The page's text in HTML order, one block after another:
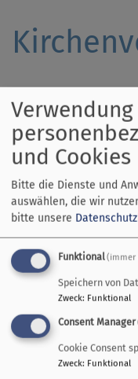
Der
Miteinander
Kirchenvorstand.
berufene und fünf
und
der
weggefahren. In
wir ein
Entwicklungen der
für die Zukunft
Verwendung
und Cookies
Bitte die Dienste und
auswählen, die wir
bitte unsere
Funktional(immer
Speichern von
Zweck: Funktional
Consent Manager
Cookie Consent
Zweck: Funktional